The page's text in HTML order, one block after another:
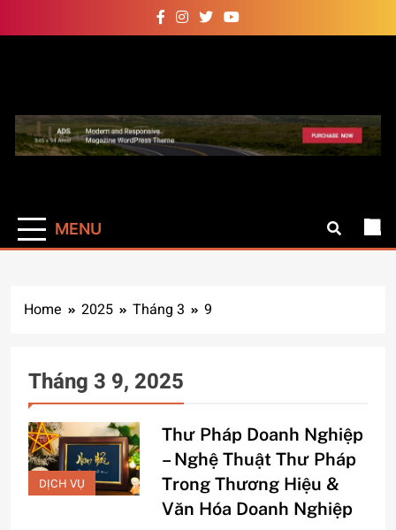
to
Auto Pro
hơn
MENU
Home 2025 Tháng 3 9
Tháng 3 9, 2025
DỊCH VỤ
Thư Pháp Doanh Nghiệp
– Nghệ Thuật Thư Pháp
Trong Thương Hiệu &
Văn Hóa Doanh Nghiệp